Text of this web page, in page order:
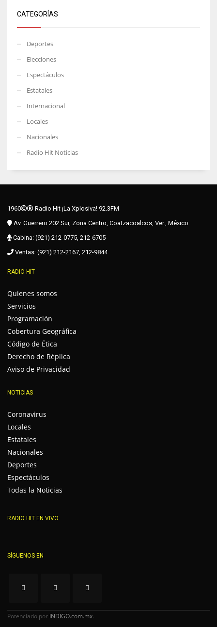
CATEGORÍAS
Deportes
Elecciones
Espectáculos
Estatales
Internacional
Locales
Nacionales
Radio Hit Noticias
1960
Radio Hit ¡La Xplosiva! 92.3FM
Av. Guerrero 202 Sur, Zona Centro, Coatzacoalcos, Ver., México
Cabina: (921) 212-0775, 212-6705
Ventas: (921) 212-2167, 212-9844
RADIO HIT
Quienes somos
Servicios
Programación
Cobertura Geográfica
Código de Ética
Derecho de Réplica
Aviso de Privacidad
NOTICIAS
Coronavirus
Locales
Estatales
Nacionales
Deportes
Espectáculos
Todas la Noticias
RADIO HIT EN VIVO
SÍGUENOS EN
Potenciado por INDIGO.com.mx.